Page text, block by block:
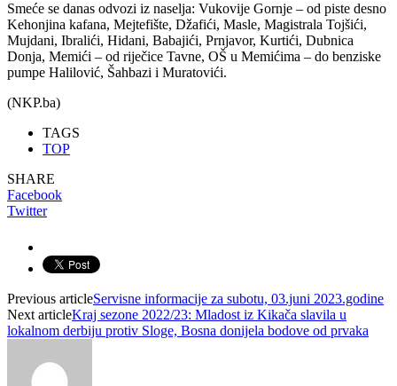
Smeće se danas odvozi iz naselja: Vukovije Gornje – od piste desno
Kehonjina kafana, Mejtefište, Džafići, Masle, Magistrala Tojšići,
Mujdani, Ibralići, Hidani, Babajići, Prnjavor, Kurtići, Dubnica
Donja, Memići – od riječice Tavne, OŠ u Memićima – do benziske
pumpe Halilović, Šahbazi i Muratovići.
(NKP.ba)
TAGS
TOP
SHARE
Facebook
Twitter
Previous articleServisne informacije za subotu, 03.juni 2023.godine
Next articleKraj sezone 2022/23: Mladost iz Kikača slavila u
lokalnom derbiju protiv Sloge, Bosna donijela bodove od prvaka